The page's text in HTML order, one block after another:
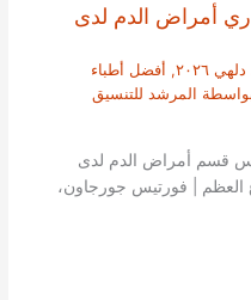
أمراض الدم لدى
٢٠٢٦ , أفضل أطباء
المرشد للتنسيق
قسم أمراض الدم لدى
العظم | فورتيس جورجاون،